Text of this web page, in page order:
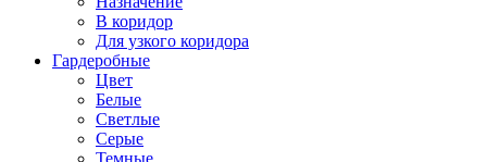
В коридор
Для узкого коридора
Гардеробные
Цвет
Белые
Светлые
Серые
Темные